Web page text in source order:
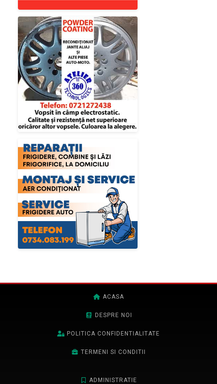
ACASA
DESPRE NOI
POLITICA CONFIDENTIALITATE
TERMENI SI CONDITII
ADMINISTRATIE